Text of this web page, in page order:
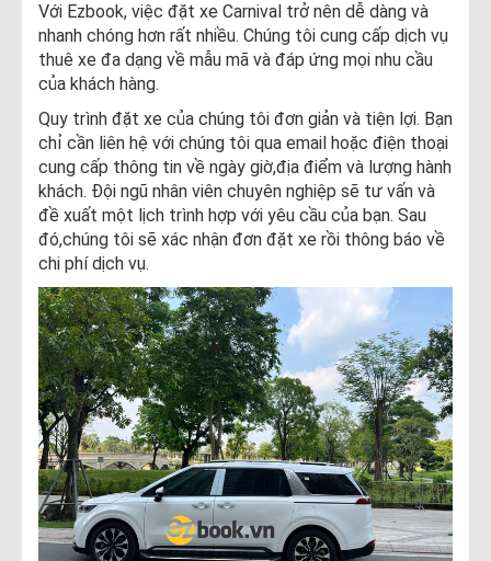
Với Ezbook, việc đặt xe Carnival trở nên dễ dàng và
nhanh chóng hơn rất nhiều. Chúng tôi cung cấp dịch vụ
thuê xe đa dạng về mẫu mã và đáp ứng mọi nhu cầu
của khách hàng.
Quy trình đặt xe của chúng tôi đơn giản và tiện lợi. Bạn
chỉ cần liên hệ với chúng tôi qua email hoặc điện thoại
cung cấp thông tin về ngày giờ,địa điểm và lượng hành
khách. Đội ngũ nhân viên chuyên nghiệp sẽ tư vấn và
đề xuất một lịch trình hợp với yêu cầu của bạn. Sau
đó,chúng tôi sẽ xác nhận đơn đặt xe rồi thông báo về
chi phí dịch vụ.